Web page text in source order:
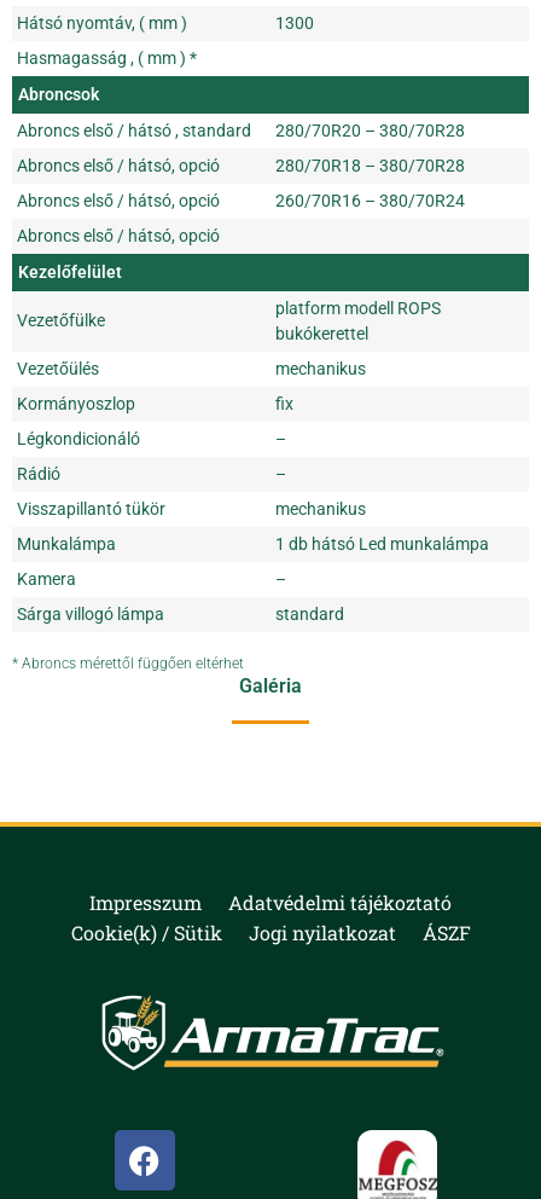
Hátsó nyomtáv, ( mm )
1300
Hasmagasság , ( mm ) *
Abroncsok
Abroncs első / hátsó , standard
280/70R20 – 380/70R28
Abroncs első / hátsó, opció
280/70R18 – 380/70R28
Abroncs első / hátsó, opció
260/70R16 – 380/70R24
Abroncs első / hátsó, opció
Kezelőfelület
Vezetőfülke
platform modell ROPS
bukókerettel
Vezetőülés
mechanikus
Kormányoszlop
fix
Légkondicionáló
–
Rádió
–
Visszapillantó tükör
mechanikus
Munkalámpa
1 db hátsó Led munkalámpa
Kamera
–
Sárga villogó lámpa
standard
* Abroncs mérettől függően eltérhet
Galéria
Impresszum
Adatvédelmi tájékoztató
Cookie(k) / Sütik
Jogi nyilatkozat ÁSZF